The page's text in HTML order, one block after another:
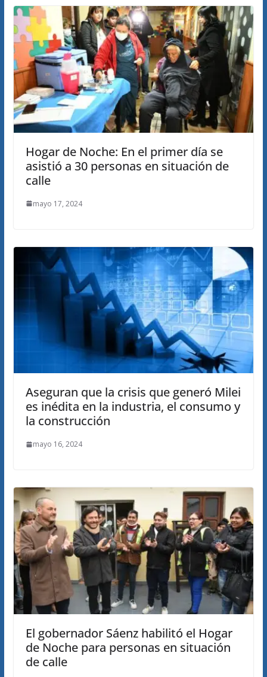
Hogar de Noche: En el primer día se
asistió a 30 personas en situación de
calle
mayo 17, 2024
Aseguran que la crisis que generó Milei
es inédita en la industria, el consumo y
la construcción
mayo 16, 2024
El gobernador Sáenz habilitó el Hogar
de Noche para personas en situación
de calle